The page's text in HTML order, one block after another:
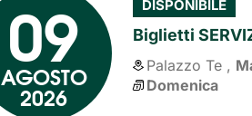
09
AGOSTO
2026
DISPONIBILE
Biglietti
Palazzo Te ,
Domenica